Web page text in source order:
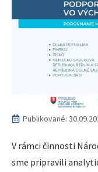
Publikované:
V rámci činnosti
sme pripravili